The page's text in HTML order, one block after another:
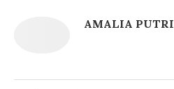
AMALIA PUTRI